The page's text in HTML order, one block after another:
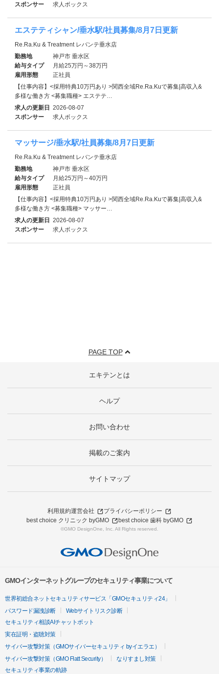
スポンサー
求人ボックス
エステティシャン/垂水駅/社員募集/8月7日更新
Re.Ra.Ku & Treatment レバンテ垂水店
勤務地
神戸市 垂水区
給与タイプ
月給25万円～38万円
雇用形態
正社員
【仕事内容】<採用特典10万円あり >関西全域Re.Ra.Kuで募集|高収入&
多様な働き方 <募集職種> エステテ…
求人の更新日 2026-08-07
スポンサー
求人ボックス
マッサージ/垂水駅/社員募集/8月7日更新
Re.Ra.Ku & Treatment レバンテ垂水店
勤務地
神戸市 垂水区
給与タイプ
月給25万円～40万円
雇用形態
正社員
【仕事内容】<採用特典10万円あり >関西全域Re.Ra.Kuで募集|高収入&
多様な働き方 <募集職種> マッサー…
求人の更新日 2026-08-07
スポンサー
求人ボックス
PAGE TOP
エキテンとは
ヘルプ
お問い合わせ
掲載のご案内
サイトマップ
利用規約運営会社
プライバシーポリシー
best choice クリニック byGMO
best choice 歯科 byGMO
©GMO DesignOne, Inc. All Rights reserved.
GMOインターネットグループのセキュリティ事業について
世界初総合ネットセキュリティサービス「GMOセキュリティ24」
パスワード漏洩診断
Webサイトリスク診断
セキュリティ相談AIチャットボット
実在証明・盗聴対策
サイバー攻撃対策（GMOサイバーセキュリティ byイエラエ）
サイバー攻撃対策（GMO Flatt Security）
なりすまし対策
セキュリティ事業の軌跡